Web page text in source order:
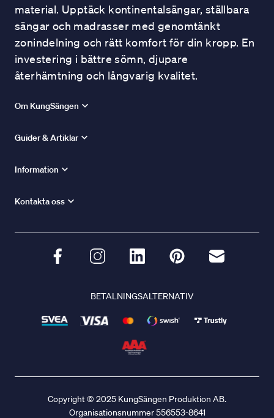
material. Upptäck kontinentalsängar, ställbara
sängar och madrasser med genomtänkt
zonindelning och rätt komfort för din kropp. En
investering i bättre sömn, djupare
återhämtning och långvarig kvalitet.
Om KungSängen
Guider & Artiklar
Information
Kontakta oss
BETALNINGSALTERNATIV
Copyright © 2025 KungSängen Produktion AB.
Organisationsnummer 556553-8641